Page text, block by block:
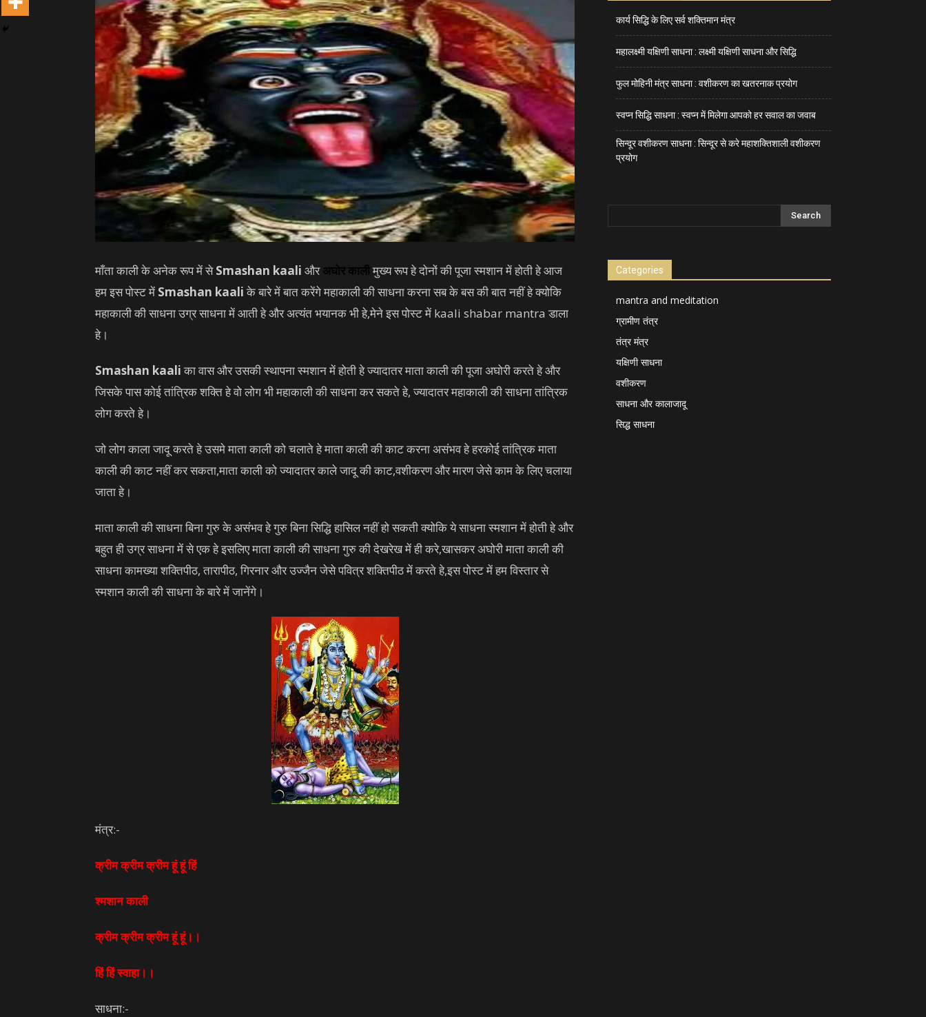
माँता काली के अनेक रूप में सेSmashan kaali औरअघोर कालीमुख्य रूप हे दोनों की पूजा स्मशान में होती हे आज
हम इस पोस्ट में Smashan kaaliके बारे में बात करेंगे महाकाली की साधना करना सब के बस की बात नहीं हे क्योकि
महाकाली की साधना उग्र साधना में आती हे और अत्यंत भयानक भी हे,मेने इस पोस्ट में kaali shabar mantra डाला
हे।
Smashan kaaliका वास और उसकी स्थापना स्मशान में होती हे ज्यादातर माता काली की पूजा अघोरी करते हे और
जिसके पास कोई तांत्रिक शक्ति हे वो लोग भी महाकाली की साधना कर सकते हे, ज्यादातर महाकाली की साधना तांत्रिक
लोग करते हे।
जो लोग काला जादू करते हे उसमे माता काली को चलाते हे माता काली की काट करना असंभव हे हरकोई तांत्रिक माता
काली की काट नहीं कर सकता,माता काली को ज्यादातर काले जादू की काट,वशीकरण और मारण जेसे काम के लिए चलाया
जाता हे।
माता काली की साधना बिना गुरु के असंभव हे गुरु बिना सिद्धि हासिल नहीं हो सकती क्योकि ये साधना स्मशान में होती हे और
बहुत ही उग्र साधना में से एक हे इसलिए माता काली की साधना गुरु की देखरेख में ही करे,खासकर अघोरी माता काली की
साधना कामख्या शक्तिपीठ, तारापीठ, गिरनार और उज्जैन जेसे पवित्र शक्तिपीठ में करते हे,इस पोस्ट में हम विस्तार से
स्मशान काली की साधना के बारे में जानेंगे।
मंत्र:-
क्रीम क्रीम क्रीम हूं हूं हिं
श्मशान काली
क्रीम क्रीम क्रीम हूं हूं।।
हिं हिं स्वाहा।।
साधना:-
कार्य सिद्धि के लिए सर्व शक्तिमान मंत्र
महालक्ष्मी यक्षिणी साधना : लक्ष्मी यक्षिणी साधना और सिद्धि
फुल मोहिनी मंत्र साधना : वशीकरण का खतरनाक प्रयोग
स्वप्न सिद्धि साधना : स्वप्न में मिलेगा आपको हर सवाल का जवाब
सिन्दूर वशीकरण साधना : सिन्दूर से करे महाशक्तिशाली वशीकरण
प्रयोग
Categories
mantra and meditation
ग्रामीण तंत्र
तंत्र मंत्र
यक्षिणी साधना
वशीकरण
साधना और कालाजादू
सिद्ध साधना